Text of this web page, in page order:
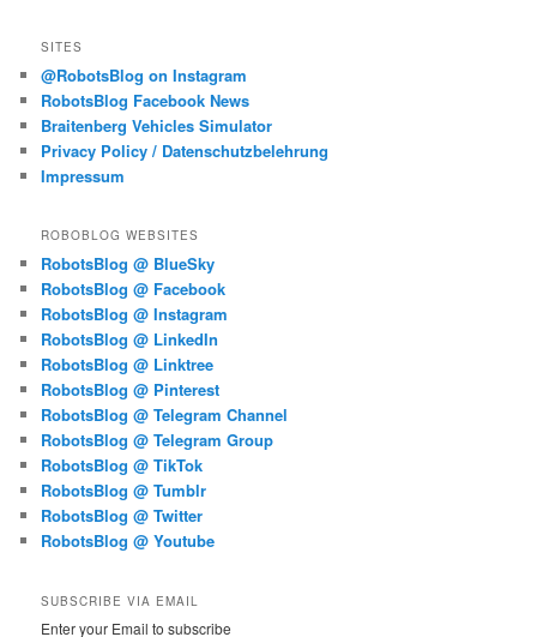
SITES
@RobotsBlog on Instagram
RobotsBlog Facebook News
Braitenberg Vehicles Simulator
Privacy Policy / Datenschutzbelehrung
Impressum
ROBOBLOG WEBSITES
RobotsBlog @ BlueSky
RobotsBlog @ Facebook
RobotsBlog @ Instagram
RobotsBlog @ LinkedIn
RobotsBlog @ Linktree
RobotsBlog @ Pinterest
RobotsBlog @ Telegram Channel
RobotsBlog @ Telegram Group
RobotsBlog @ TikTok
RobotsBlog @ Tumblr
RobotsBlog @ Twitter
RobotsBlog @ Youtube
SUBSCRIBE VIA EMAIL
Enter your Email to subscribe